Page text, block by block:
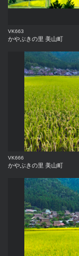
VK663
かやぶきの里 美山町
VK666
かやぶきの里 美山町